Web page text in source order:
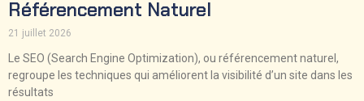
Référencement Naturel
21 juillet 2026
Le SEO (Search Engine Optimization), ou référencement naturel,
regroupe les techniques qui améliorent la visibilité d’un site dans les
résultats